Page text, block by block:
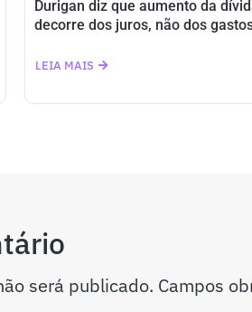
Durigan diz que aumento da
decorre dos juros, não dos
LEIA MAIS
será publicado. Campos